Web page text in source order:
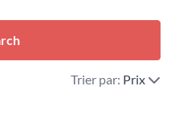
Trier par: Prix